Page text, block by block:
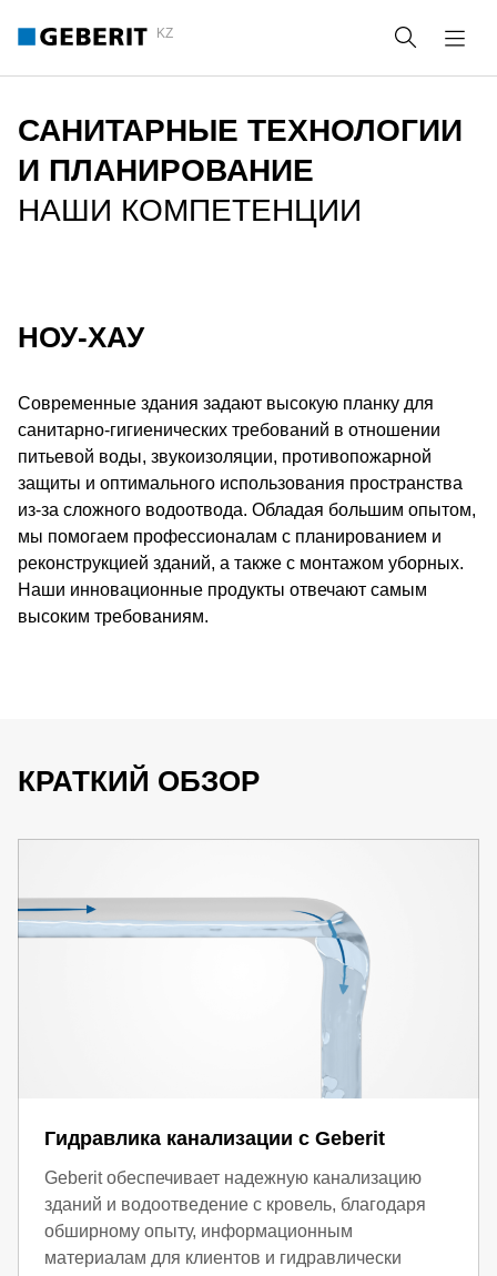
KZ Поиск
САНИТАРНЫЕ ТЕХНОЛОГИИ
И ПЛАНИРОВАНИЕ
НАШИ КОМПЕТЕНЦИИ
НОУ-ХАУ
Современные здания задают высокую планку для
санитарно-гигиенических требований в отношении
питьевой воды, звукоизоляции, противопожарной
защиты и оптимального использования пространства
из-за сложного водоотвода. Обладая большим опытом,
мы помогаем профессионалам с планированием и
реконструкцией зданий, а также с монтажом уборных.
Наши инновационные продукты отвечают самым
высоким требованиям.
КРАТКИЙ ОБЗОР
Гидравлика канализации с Geberit
Geberit обеспечивает надежную канализацию
зданий и водоотведение с кровель, благодаря
обширному опыту, информационным
материалам для клиентов и гидравлически